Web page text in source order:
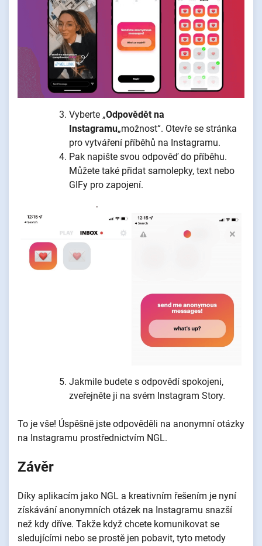
Vyberte „Odpovědět na
Instagramu„možnost“. Otevře se stránka
pro vytváření příběhů na Instagramu.
Pak napište svou odpověď do příběhu.
Můžete také přidat samolepky, text nebo
GIFy pro zapojení.
Jakmile budete s odpovědí spokojeni,
zveřejněte ji na svém Instagram Story.
To je vše! Úspěšně jste odpověděli na anonymní otázky
na Instagramu prostřednictvím NGL.
Závěr
Díky aplikacím jako NGL a kreativním řešením je nyní
získávání anonymních otázek na Instagramu snazší
než kdy dříve. Takže když chcete komunikovat se
sledujícími nebo se prostě jen pobavit, tyto metody